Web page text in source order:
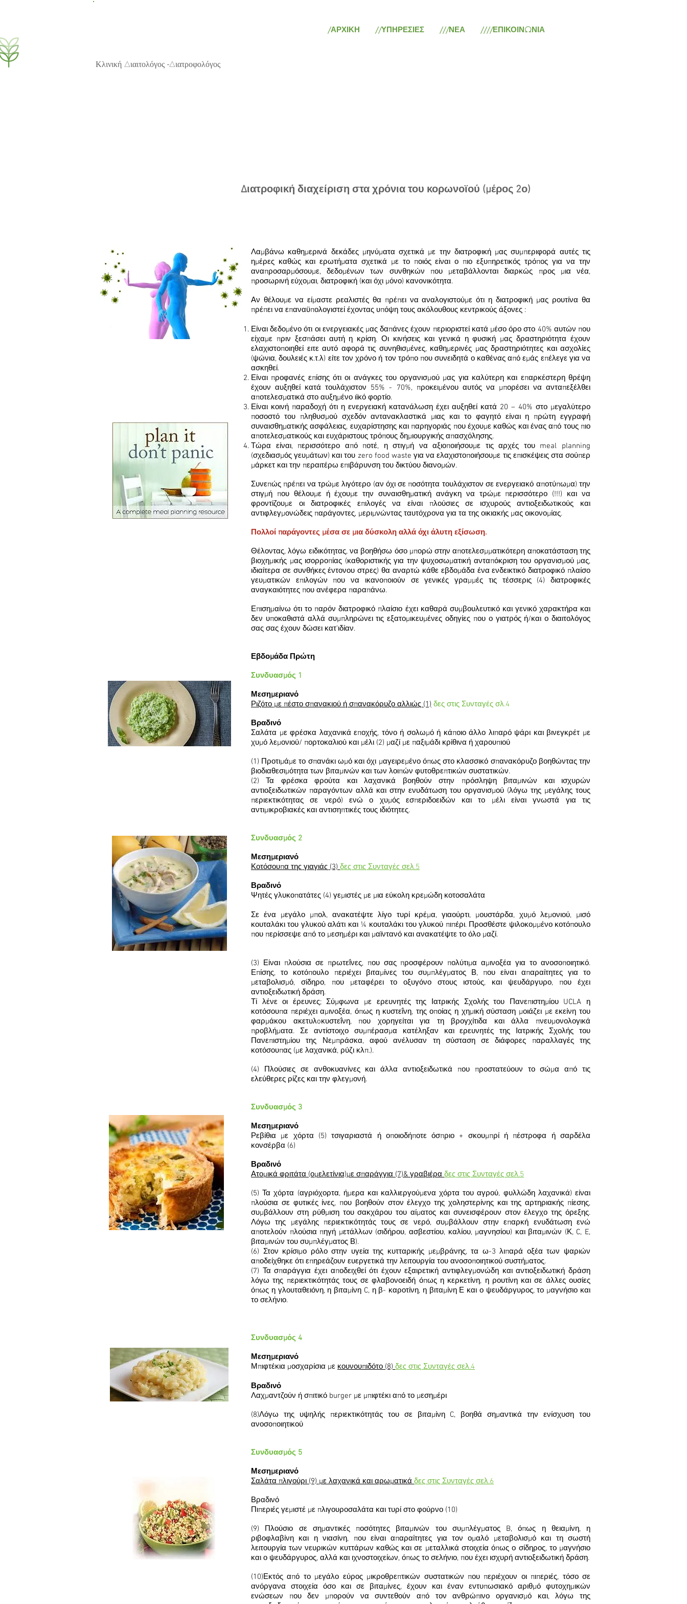
Κλινική Διαιτολόγος -Διατροφολόγος
/ΑΡΧΙΚΗ //ΥΠΗΡΕΣΙΕΣ ///ΝΕΑ ////ΕΠΙΚΟΙΝΩΝΙΑ
Διατροφική διαχείριση στα χρόνια του κορωνοϊού (μέρος 2ο)
Λαμβάνω καθημερινά δεκάδες μηνύματα σχετικά με την διατροφική μας συμπεριφορά αυτές τις
ημέρες καθώς και ερωτήματα σχετικά με το ποιός είναι ο πιο εξυπηρετικός τρόπος για να την
αναπροσαρμόσουμε, δεδομένων των συνθηκών που μεταβάλλονται διαρκώς προς μια νέα,
προσωρινή εύχομαι, διατροφική (και όχι μόνο) κανονικότητα.
Αν θέλουμε να είμαστε ρεαλιστές θα πρέπει να αναλογιστούμε ότι η διατροφική μας ρουτίνα θα
πρέπει να επαναϋπολογιστεί έχοντας υπόψη τους ακόλουθους κεντρικούς άξονες :
Είναι δεδομένο ότι οι ενεργειακές μας δαπάνες έχουν περιοριστεί κατά μέσο όρο στο 40% αυτών που
είχαμε πριν ξεσπάσει αυτή η κρίση. Οι κινήσεις και γενικά η φυσική μας δραστηριότητα έχουν
ελαχιστοποιηθεί ειτε αυτό αφορά τις συνηθισμένες, καθημερινές μας δραστηριότητες και ασχολίες
(ψώνια, δουλειές κ.τ.λ) είτε τον χρόνο ή τον τρόπο που συνειδητά ο καθένας από εμάς επέλεγε για να
ασκηθεί.
Είναι προφανές επίσης ότι οι ανάγκες του οργανισμού μας για καλύτερη και επαρκέστερη θρέψη
έχουν αυξηθεί κατά τουλάχιστον 55% - 70%, προκειμένου αυτός να μπορέσει να ανταπεξέλθει
αποτελεσματικά στο αυξημένο ιϊκό φορτίο.
Είναι κοινή παραδοχή ότι η ενεργειακή κατανάλωση έχει αυξηθεί κατά 20 – 40% στο μεγαλύτερο
ποσοστό του πληθυσμού σχεδόν αντανακλαστικά μιας και το φαγητό είναι η πρώτη εγγραφή
συναισθηματικής ασφάλειας, ευχαρίστησης και παρηγοριάς που έχουμε καθώς και ένας από τους πιο
αποτελεσματικούς και ευχάριστους τρόπους δημιουργικής απασχόλησης.
Τώρα είναι, περισσότερο από ποτέ, η στιγμή να αξιοποιήσουμε τις αρχές του meal planning
(σχεδιασμός γευμάτων) και του zero food waste για να ελαχιστοποιήσουμε τις επισκέψεις στα σούπερ
μάρκετ και την περαιτέρω επιβάρυνση του δικτύου διανομών.
Συνεπώς πρέπει να τρώμε λιγότερο (αν όχι σε ποσότητα τουλάχιστον σε ενεργειακό αποτύπωμα) την
στιγμή που θέλουμε ή έχουμε την συναισθηματική ανάγκη να τρώμε περισσότερο (!!!) και να
φροντίζουμε οι διατροφικές επιλογές να είναι πλούσιες σε ισχυρούς αντιοξειδωτικούς και
αντιφλεγμονώδεις παράγοντες, μεριμνώντας ταυτόχρονα για τα της οικιακής μας οικονομίας.
Πολλοί παράγοντες μέσα σε μια δύσκολη αλλά όχι άλυτη εξίσωση.
Θέλοντας, λόγω ειδικότητας, να βοηθήσω όσο μπορώ στην αποτελεσμματικότερη αποκατάσταση της
βιοχημικής μας ισορροπίας (καθοριστικής για την ψυχοσωματική ανταπόκριση του οργανισμού μας,
ιδιαίτερα σε συνθήκες έντονου στρες) θα αναρτώ κάθε εβδομάδα ένα ενδεικτικό διατροφικό πλαίσο
γευματικών επιλογών που να ικανοποιούν σε γενικές γραμμές τις τέσσερις (4) διατροφικές
αναγκαιότητες που ανέφερα παραπάνω.
Επισημαίνω ότι το παρόν διατροφικό πλαίσιο έχει καθαρά συμβουλευτικό και γενικό χαρακτήρα και
δεν υποκαθιστά αλλά συμπληρώνει τις εξατομικευμένες οδηγίες που ο γιατρός ή/και ο διαιτολόγος
σας σας έχουν δώσει κατ’ιδίαν.
Εβδομάδα Πρώτη
Συνδυασμός 1
Μεσημεριανό
Ριζότο με πέστο σπανακιού ή σπανακόρυζο αλλιώς (1) δες στις Συνταγές σλ.4
Βραδινό
Σαλάτα με φρέσκα λαχανικά εποχής, τόνο ή σολωμό ή κάποιο άλλο λιπαρό ψάρι και βινεγκρέτ με
χυμό λεμονιού/ πορτοκαλιού και μέλι (2) μαζί με παξιμάδι κρίθινα ή χαρουπιού
(1) Προτιμάμε το σπανάκι ωμό και όχι μαγειρεμένο όπως στο κλασσικό σπανακόρυζο βοηθώντας την
βιοδιαθεσιμότητα των βιταμινών και των λοιπών φυτοθρεπτικών συστατικών.
(2) Τα φρέσκα φρούτα και λαχανικά βοηθούν στην πρόσληψη βιταμινών και ισχυρών
αντιοξειδωτικών παραγόντων αλλά και στην ενυδάτωση του οργανισμού (λόγω της μεγάλης τους
περιεκτικότητας σε νερό) ενώ ο χυμός εσπεριδοειδών και το μέλι είναι γνωστά για τις
αντιμικροβιακές και αντισηπτικές τους ιδιότητες.
Συνδυασμός 2
Μεσημεριανό
Κοτόσουπα της γιαγιάς (3) δες στις Συνταγές σελ.5
Βραδινό
Ψητές γλυκοπατάτες (4) γεμιστές με μια εύκολη κρεμώδη κοτοσαλάτα
Σε ένα μεγάλο μπολ, ανακατέψτε λίγο τυρί κρέμα, γιαούρτι, μουστάρδα, χυμό λεμονιού, μισό
κουταλάκι του γλυκού αλάτι και ¼ κουταλάκι του γλυκού πιπέρι. Προσθέστε ψιλοκομμένο κοτόπουλο
που περίσσεψε από το μεσημέρι και μαϊντανό και ανακατέψτε το όλο μαζί.
(3) Είναι πλούσια σε πρωτεΐνες, που σας προσφέρουν πολύτιμα αμινοξέα για το ανοσοποιητικό.
Επίσης, το κοτόπουλο περιέχει βιταμίνες του συμπλέγματος Β, που είναι απαραίτητες για το
μεταβολισμό, σίδηρο, που μεταφέρει το οξυγόνο στους ιστούς, και ψευδάργυρο, που έχει
αντιοξειδωτική δράση.
Τί λένε οι έρευνες; Σύμφωνα με ερευνητές της Ιατρικής Σχολής του Πανεπιστημίου UCLA η
κοτόσουπα περιέχει αμινοξέα, όπως η κυστεΐνη, της οποίας η χημική σύσταση μοιάζει με εκείνη του
φαρμάκου ακετυλoκυστεΐνη, που χορηγείται για τη βρογχίτιδα και άλλα πνευμονολογικά
προβλήματα. Σε αντίστοιχο συμπέρασμα κατέληξαν και ερευνητές της Ιατρικής Σχολής του
Πανεπιστημίου της Νεμπράσκα, αφού ανέλυσαν τη σύσταση σε διάφορες παραλλαγές της
κοτόσουπας (με λαχανικά, ρύζι κλπ.).
(4) Πλούσιες σε ανθοκυανίνες και άλλα αντιοξειδωτικά που προστατεύουν το σώμα από τις
ελεύθερες ρίζες και την φλεγμονή.
Συνδυασμός 3
Μεσημεριανό
Ρεβίθια με χόρτα (5) τσιγαριαστά ή οποιοδήποτε όσπριο + σκουμπρί ή πέστροφα ή σαρδέλα
κονσέρβα (6)
Βραδινό
Ατομικά φριτάτα (ομελετίνια)με σπαράγγια (7)& γραβιέρα δες στις Συνταγές σελ.5
(5) Τα χόρτα (αγριόχορτα, ήμερα και καλλιεργούμενα χόρτα του αγρού, φυλλώδη λαχανικά) είναι
πλούσια σε φυτικές ίνες, που βοηθούν στον έλεγχο της χοληστερίνης και της αρτηριακής πίεσης,
συμβάλλουν στη ρύθμιση του σακχάρου του αίματος και συνεισφέρουν στον έλεγχο της όρεξης.
Λόγω της μεγάλης περιεκτικότητάς τους σε νερό, συμβάλλουν στην επαρκή ενυδάτωση ενώ
αποτελούν πλούσια πηγή μετάλλων (σιδήρου, ασβεστίου, καλίου, μαγνησίου) και βιταμινών (Κ, C, E,
βιταμινών του συμπλέγματος Β).
(6) Στον κρίσιμο ρόλο στην υγεία της κυτταρικής μεμβράνης, τα ω-3 λιπαρά οξέα των ψαριών
αποδείχθηκε ότι επηρεάζουν ευεργετικά την λειτουργία του ανοσοποιητικού συστήματος.
(7) Τα σπαράγγια έχει αποδειχθεί ότι έχουν εξαιρετική αντιφλεγμονώδη και αντιοξειδωτική δράση
λόγω της περιεκτικότητάς τους σε φλαβονοειδή όπως η κερκετίνη, η ρουτίνη και σε άλλες ουσίες
όπως η γλουταθειόνη, η βιταμίνη C, η β- καροτίνη, η βιταμίνη Ε και ο ψευδάργυρος, το μαγνήσιο και
το σελήνιο.
Συνδυασμός 4
Μεσημεριανό
Μπιφτέκια μοσχαρίσια με κουνουπιδότο (8) δες στις Συνταγές σελ.4
Βραδινό
Λαχμαντζούν ή σπιτικό burger με μπιφτέκι από το μεσημέρι
(8)Λόγω της υψηλής περιεκτικότητάς του σε βιταμίνη C, βοηθά σημαντικά την ενίσχυση του
ανοσοποιητικού
Συνδυασμός 5
Μεσημεριανό
Σαλάτα πλιγούρι (9) με λαχανικά και αρωματικά δες στις Συνταγές σελ.6
Βραδινό
Πιπεριές γεμιστέ με πλιγουροσαλάτα και τυρί στο φούρνο (10)
(9) Πλούσιο σε σημαντικές ποσότητες βιταμινών του συμπλέγματος B, όπως η θειαμίνη, η
ριβοφλαβίνη και η νιασίνη, που είναι απαραίτητες για τον ομαλό μεταβολισμό και τη σωστή
λειτουργία των νευρικών κυττάρων καθώς και σε μεταλλικά στοιχεία όπως ο σίδηρος, το μαγνήσιο
και ο ψευδάργυρος, αλλά και ιχνοστοιχείων, όπως το σελήνιο, που έχει ισχυρή αντιοξειδωτική δράση.
(10)Εκτός από το μεγάλο εύρος μικροθρεπτικών συστατικών που περιέχουν οι πιπεριές, τόσο σε
ανόργανα στοιχεία όσο και σε βιταμίνες, έχουν και έναν εντυπωσιακό αριθμό φυτοχημικών
ενώσεων που δεν μπορούν να συντεθούν από τον ανθρώπινο οργανισμό και, λόγω της